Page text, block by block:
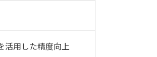
活用した精度向上